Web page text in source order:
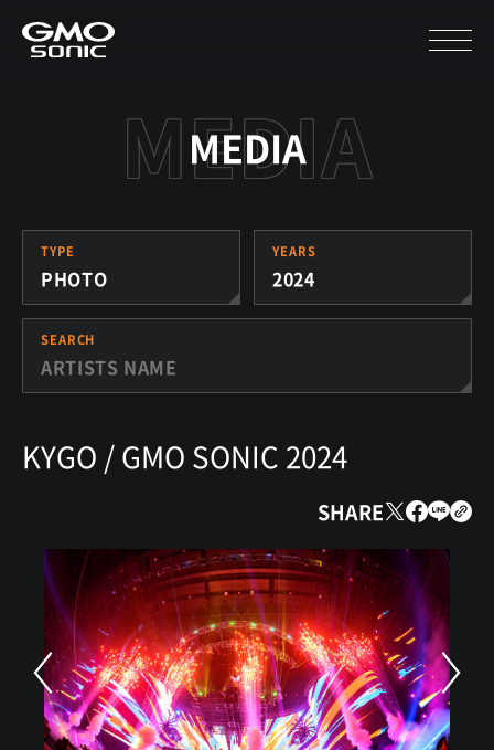
MEDIA
TYPE
PHOTO
YEARS
2024
SEARCH
KYGO / GMO SONIC 2024
SHARE